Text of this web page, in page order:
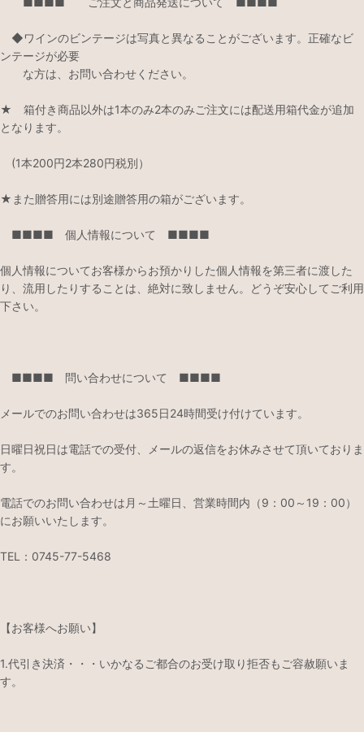
◆ワインのビンテージは写真と異なることがございます。正確なビ
ンテージが必要
な方は、お問い合わせください。
★ 箱付き商品以外は1本のみ2本のみご注文には配送用箱代金が追加
となります。
(1本200円2本280円税別）
★また贈答用には別途贈答用の箱がございます。
■■■■ 個人情報について ■■■■
個人情報についてお客様からお預かりした個人情報を第三者に渡した
り、流用したりすることは、絶対に致しません。どうぞ安心してご利用
下さい。
■■■■ 問い合わせについて ■■■■
メールでのお問い合わせは365日24時間受け付けています。
日曜日祝日は電話での受付、メールの返信をお休みさせて頂いておりま
す。
電話でのお問い合わせは月～土曜日、営業時間内（9：00～19：00）
にお願いいたします。
TEL：0745-77-5468
【お客様へお願い】
1.代引き決済・・・いかなるご都合のお受け取り拒否もご容赦願いま
す。